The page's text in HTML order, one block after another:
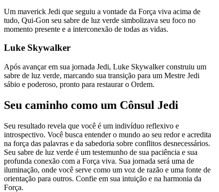
Um maverick Jedi que seguiu a vontade da Força viva acima de
tudo, Qui-Gon seu sabre de luz verde simbolizava seu foco no
momento presente e a interconexão de todas as vidas.
Luke Skywalker
Após avançar em sua jornada Jedi, Luke Skywalker construiu um
sabre de luz verde, marcando sua transição para um Mestre Jedi
sábio e poderoso, pronto para restaurar o Ordem.
Seu caminho como um Cônsul Jedi
Seu resultado revela que você é um indivíduo reflexivo e
introspectivo. Você busca entender o mundo ao seu redor e acredita
na força das palavras e da sabedoria sobre conflitos desnecessários.
Seu sabre de luz verde é um testemunho de sua paciência e sua
profunda conexão com a Força viva. Sua jornada será uma de
iluminação, onde você serve como um voz de razão e uma fonte de
orientação para outros. Confie em sua intuição e na harmonia da
Força.